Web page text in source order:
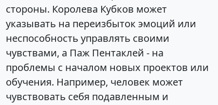
стороны. Королева Кубков может
указывать на переизбыток эмоций или
неспособность управлять своими
чувствами, а Паж Пентаклей - на
проблемы с началом новых проектов или
обучения. Например, человек может
чувствовать себя подавленным и